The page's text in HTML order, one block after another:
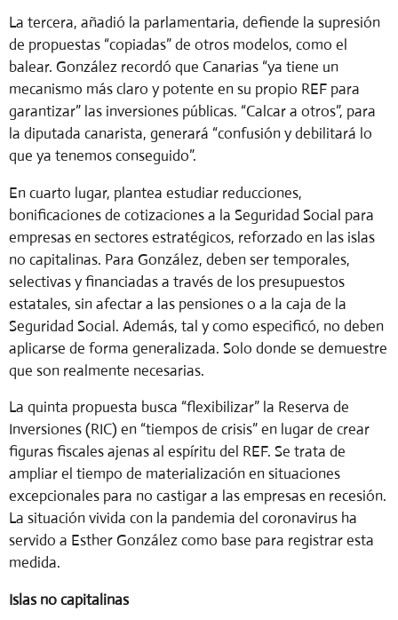
La tercera, añadió la parlamentaria, defiende la supresión
de propuestas “copiadas” de otros modelos, como el
balear. González recordó que Canarias “ya tiene un
mecanismo más claro y potente en su propio REF para
garantizar” las inversiones públicas. “Calcar a otros”, para
la diputada canarista, generará “confusión y debilitará lo
que ya tenemos conseguido”.
En cuarto lugar, plantea estudiar reducciones,
bonificaciones de cotizaciones a la Seguridad Social para
empresas en sectores estratégicos, reforzado en las islas
no capitalinas. Para González, deben ser temporales,
selectivas y financiadas a través de los presupuestos
estatales, sin afectar a las pensiones o a la caja de la
Seguridad Social. Además, tal y como especificó, no deben
aplicarse de forma generalizada. Solo donde se demuestre
que son realmente necesarias.
La quinta propuesta busca “flexibilizar” la Reserva de
Inversiones (RIC) en “tiempos de crisis”en lugar de crear
figuras fiscales ajenas al espíritu del REF. Se trata de
ampliar el tiempo de materialización en situaciones
excepcionales para no castigar a las empresas en recesión.
La situación vivida con la pandemia del coronavirus ha
servido a Esther González como base para registrar esta
medida.
Islas no capitalinas